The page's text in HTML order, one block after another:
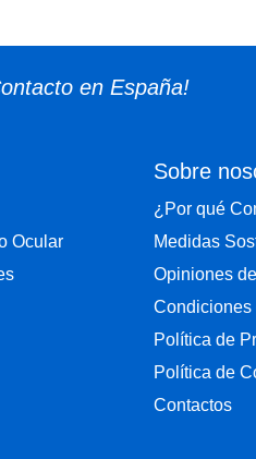
en España!
Ocular
Sobre
¿Por qué
Medidas
Opiniones
Condiciones
Política de
Política de
Contactos